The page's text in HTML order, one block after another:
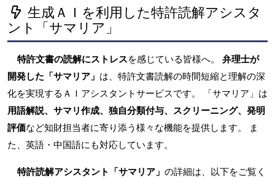
生成ＡＩを利用した特許読解アシスタ
ント「サマリア」
特許文書の読解にストレスを感じている皆様へ。 弁理士が
開発した「サマリア」 は、特許文書読解の時間短縮と理解の深
化を実現するＡＩアシスタントサービスです。 「サマリア」は
用語解説、サマリ作成、独自分類付与、スクリーニング、発明
評価など知財担当者に寄り添う様々な機能を提供します。 ま
た、英語・中国語にも対応しています。
特許読解アシスタント「サマリア」 の詳細は、以下をご覧く